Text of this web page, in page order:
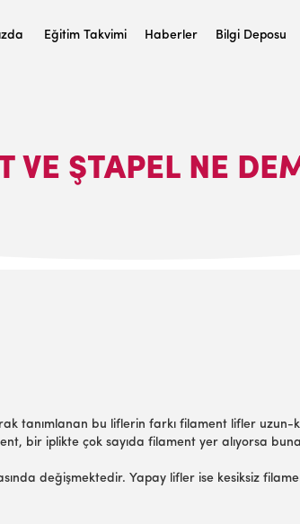
Eğitim Takvimi Haberler Bilgi Deposu
VE ŞTAPEL NE
tanımlanan bu liflerin farkı filament lifler
bir iplikte çok sayıda filament yer alıyorsa
değişmektedir. Yapay lifler ise kesiksiz